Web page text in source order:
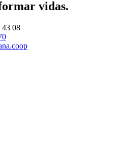
vidas.
43 08